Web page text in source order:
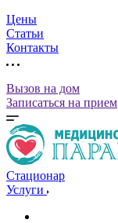
Цены
Статьи
Контакты
Вызов на дом
Записаться на прием
Стационар
Услуги